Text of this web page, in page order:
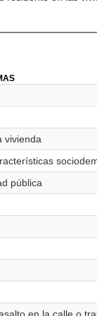
vivienda
pública